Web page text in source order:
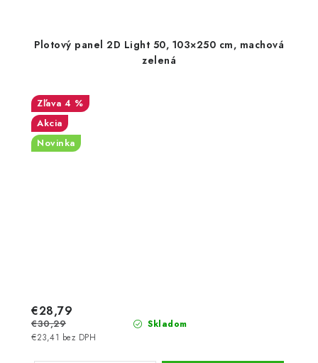
Plotový panel 2D Light 50, 103×250 cm, machová
zelená
4 %
Akcia
Novinka
Skladom
€23,41 bez DPH
€28,79
€30,29